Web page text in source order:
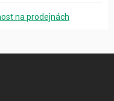
na prodejnách